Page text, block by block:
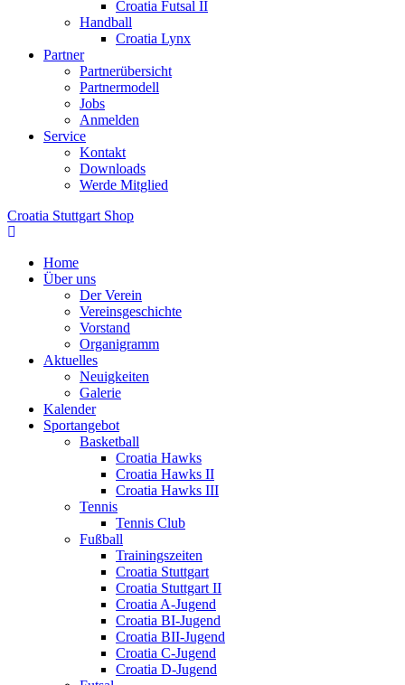
Croatia Futsal II
Handball
Croatia Lynx
Partner
Partnerübersicht
Partnermodell
Jobs
Anmelden
Service
Kontakt
Downloads
Werde Mitglied
Croatia Stuttgart Shop
Home
Über uns
Der Verein
Vereinsgeschichte
Vorstand
Organigramm
Aktuelles
Neuigkeiten
Galerie
Kalender
Sportangebot
Basketball
Croatia Hawks
Croatia Hawks II
Croatia Hawks III
Tennis
Tennis Club
Fußball
Trainingszeiten
Croatia Stuttgart
Croatia Stuttgart II
Croatia A-Jugend
Croatia BI-Jugend
Croatia BII-Jugend
Croatia C-Jugend
Croatia D-Jugend